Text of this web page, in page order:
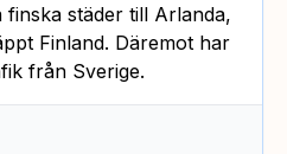
städer till Arlanda,
Finland. Däremot har
från Sverige.